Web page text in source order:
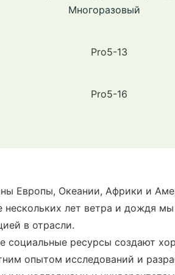
Многоразовый
Европы, Океании, Африки и
нескольких лет ветра и дождя
в отрасли.
социальные ресурсы создают
опытом исследований и